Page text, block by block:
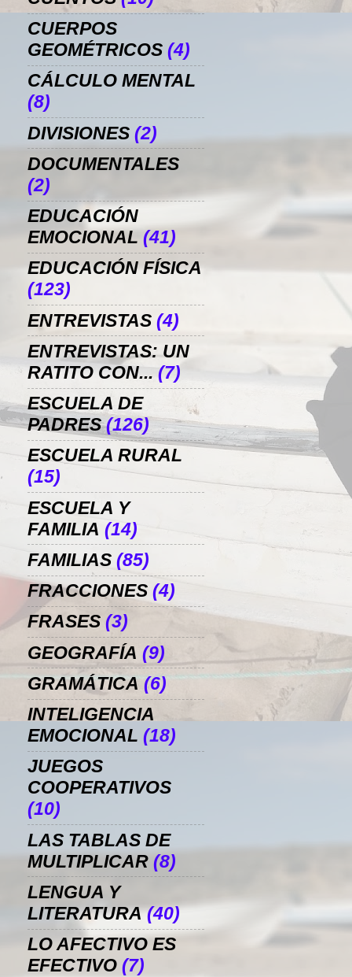
CUERPOS
GEOMÉTRICOS (4)
CÁLCULO MENTAL
(8)
DIVISIONES (2)
DOCUMENTALES
(2)
EDUCACIÓN
EMOCIONAL (41)
EDUCACIÓN FÍSICA
(123)
ENTREVISTAS (4)
ENTREVISTAS: UN
RATITO CON... (7)
ESCUELA DE
PADRES (126)
ESCUELA RURAL
(15)
ESCUELA Y
FAMILIA (14)
FAMILIAS (85)
FRACCIONES (4)
FRASES (3)
GEOGRAFÍA (9)
GRAMÁTICA (6)
INTELIGENCIA
EMOCIONAL (18)
JUEGOS
COOPERATIVOS
(10)
LAS TABLAS DE
MULTIPLICAR (8)
LENGUA Y
LITERATURA (40)
LO AFECTIVO ES
EFECTIVO (7)